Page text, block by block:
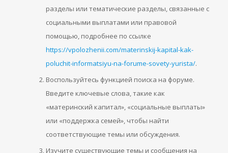
разделы или тематические разделы, связанные с
социальными выплатами или правовой
помощью, подробнее по ссылке
https://vpolozhenii.com/materinskij-kapital-kak-
poluchit-informatsiyu-na-forume-sovety-yurista/.
Воспользуйтесь функцией поиска на форуме.
Введите ключевые слова, такие как
«материнский капитал», «социальные выплаты»
или «поддержка семей», чтобы найти
соответствующие темы или обсуждения.
Изучите существующие темы и сообщения на